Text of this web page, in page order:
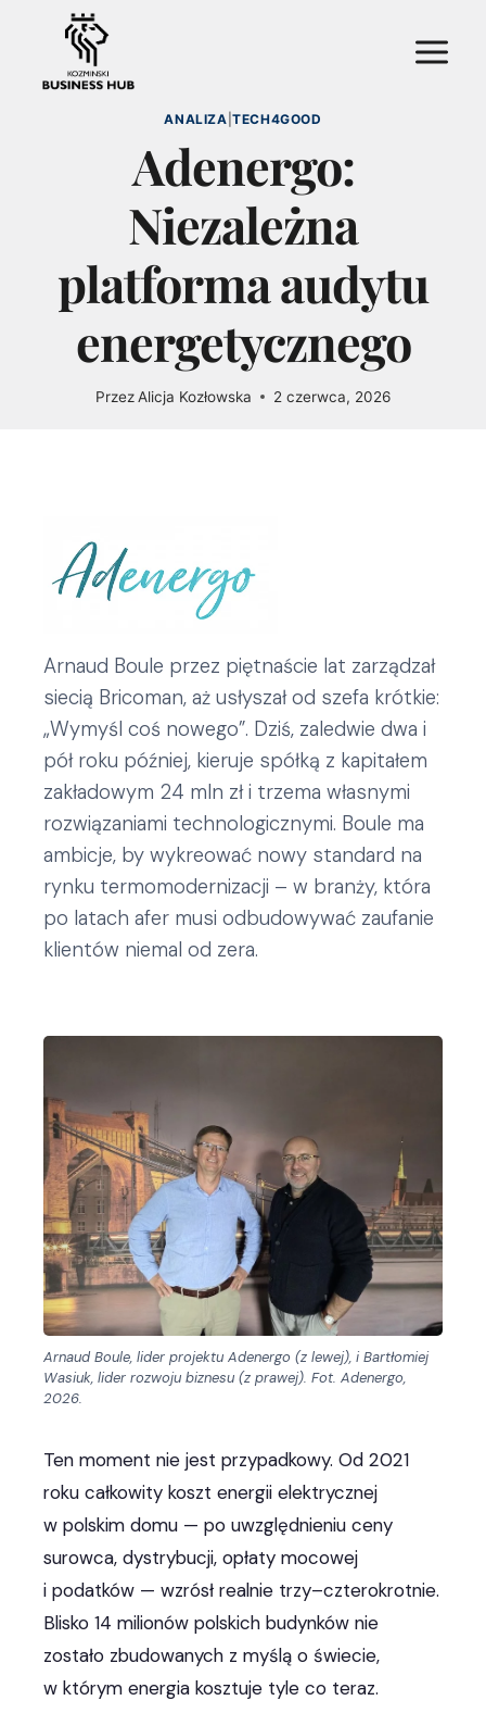
ANALIZA |TECH4GOOD
Adenergo:
Niezależna
platforma audytu
energetycznego
Przez Alicja Kozłowska 2 czerwca, 2026
Arnaud Boule przez piętnaście lat zarządzał
siecią Bricoman, aż usłyszał od szefa krótkie:
„Wymyśl coś nowego”. Dziś, zaledwie dwa i
pół roku później, kieruje spółką z kapitałem
zakładowym 24 mln zł i trzema własnymi
rozwiązaniami technologicznymi. Boule ma
ambicje, by wykreować nowy standard na
rynku termomodernizacji – w branży, która
po latach afer musi odbudowywać zaufanie
klientów niemal od zera.
Arnaud Boule, lider projektu Adenergo (z lewej), i Bartłomiej
Wasiuk, lider rozwoju biznesu (z prawej). Fot. Adenergo,
2026.
Ten moment nie jest przypadkowy. Od 2021
roku całkowity koszt energii elektrycznej
w polskim domu — po uwzględnieniu ceny
surowca, dystrybucji, opłaty mocowej
i podatków — wzrósł realnie trzy–czterokrotnie.
Blisko 14 milionów polskich budynków nie
zostało zbudowanych z myślą o świecie,
w którym energia kosztuje tyle co teraz.